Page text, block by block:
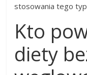
stosowania tego
Kto
diety